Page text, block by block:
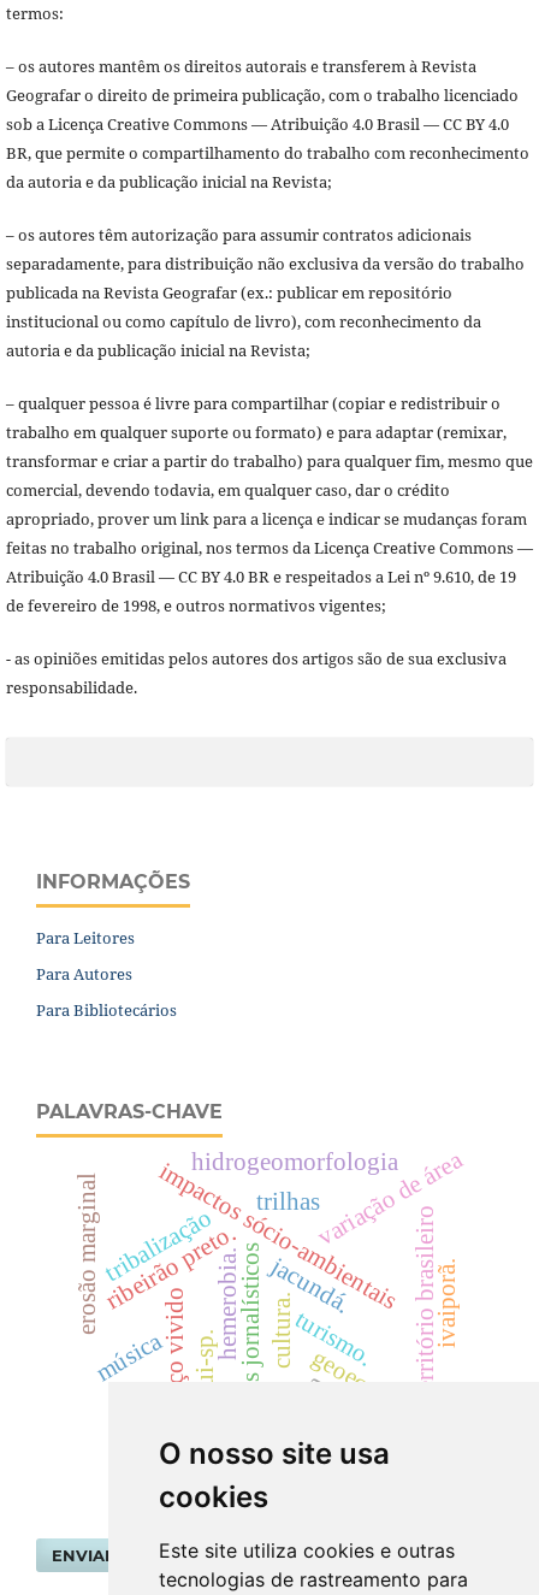
O nosso site usa
cookies
Este site utiliza cookies e outras
tecnologias de rastreamento para
termos:
– os autores mantêm os direitos autorais e transferem à Revista
Geografar o direito de primeira publicação, com o trabalho licenciado
sob a Licença Creative Commons — Atribuição 4.0 Brasil — CC BY 4.0
BR, que permite o compartilhamento do trabalho com reconhecimento
da autoria e da publicação inicial na Revista;
– os autores têm autorização para assumir contratos adicionais
separadamente, para distribuição não exclusiva da versão do trabalho
publicada na Revista Geografar (ex.: publicar em repositório
institucional ou como capítulo de livro), com reconhecimento da
autoria e da publicação inicial na Revista;
– qualquer pessoa é livre para compartilhar (copiar e redistribuir o
trabalho em qualquer suporte ou formato) e para adaptar (remixar,
transformar e criar a partir do trabalho) para qualquer fim, mesmo que
comercial, devendo todavia, em qualquer caso, dar o crédito
apropriado, prover um link para a licença e indicar se mudanças foram
feitas no trabalho original, nos termos da Licença Creative Commons —
Atribuição 4.0 Brasil — CC BY 4.0 BR e respeitados a Lei nº 9.610, de 19
de fevereiro de 1998, e outros normativos vigentes;
- as opiniões emitidas pelos autores dos artigos são de sua exclusiva
responsabilidade.
INFORMAÇÕES
Para Leitores
Para Autores
Para Bibliotecários
PALAVRAS-CHAVE
mapas jornalísticos
birigui-sp.
impactos sócio-ambientais
jacundá.
ribeirão preto.
espaço vivido cultura.
variação de área
território brasileiro
geoeconomia
turismo.
erosão marginal trilhas
hemerobia.
tribalização
escola
hidrogeomorfologia
ivaiporã.
música
ENVIAR SUBMISSÃO